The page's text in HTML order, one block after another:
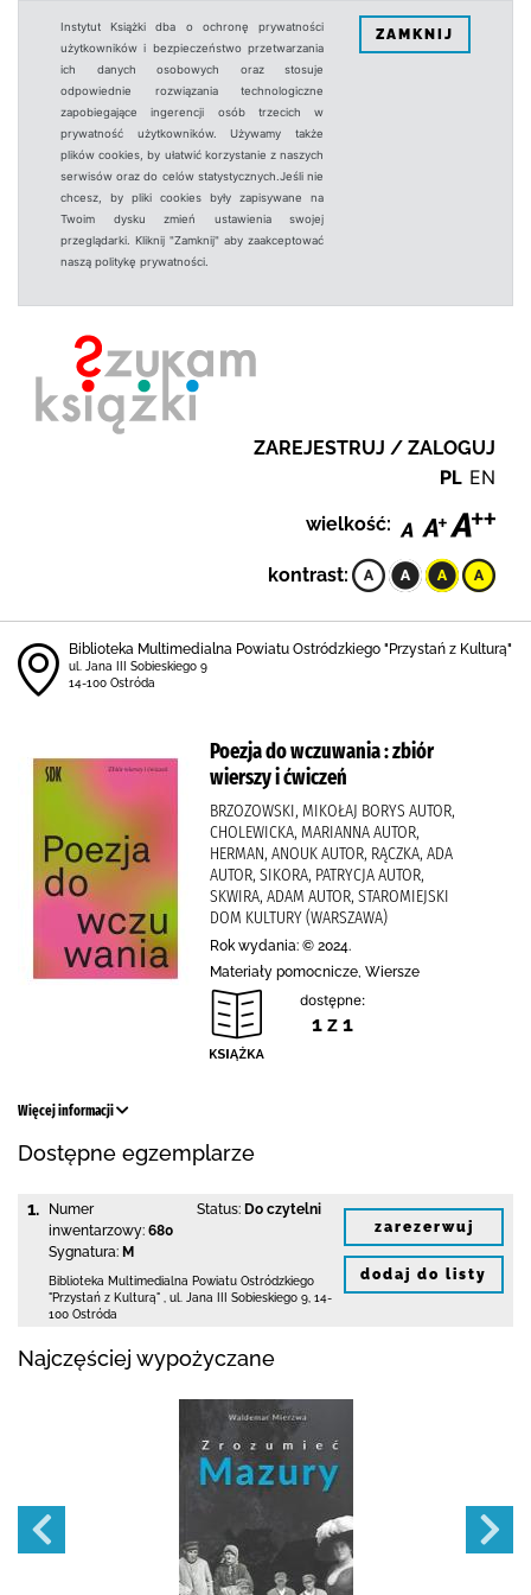
Instytut Książki dba o ochronę prywatności
użytkowników i bezpieczeństwo przetwarzania
ich danych osobowych oraz stosuje
odpowiednie rozwiązania technologiczne
zapobiegające ingerencji osób trzecich w
prywatność użytkowników. Używamy także
plików cookies, by ułatwić korzystanie z naszych
serwisów oraz do celów statystycznych.Jeśli nie
chcesz, by pliki cookies były zapisywane na
Twoim dysku zmień ustawienia swojej
przeglądarki. Kliknij "Zamknij" aby zaakceptować
naszą politykę prywatności.
ZAMKNIJ
ZAREJESTRUJ / ZALOGUJ
PL EN
wielkość:
kontrast:
Biblioteka Multimedialna Powiatu Ostródzkiego "Przystań z Kulturą"
ul. Jana III Sobieskiego 9
14-100 Ostróda
Poezja do wczuwania : zbiór
wierszy i ćwiczeń
BRZOZOWSKI, MIKOŁAJ BORYS AUTOR,
CHOLEWICKA, MARIANNA AUTOR,
HERMAN, ANOUK AUTOR, RĄCZKA, ADA
AUTOR, SIKORA, PATRYCJA AUTOR,
SKWIRA, ADAM AUTOR, STAROMIEJSKI
DOM KULTURY (WARSZAWA)
Rok wydania: © 2024.
Materiały pomocnicze, Wiersze
dostępne:
1 z 1
Więcej informacji
Dostępne egzemplarze
1.
Numer
inwentarzowy: 680
Sygnatura: M
Status: Do czytelni
Biblioteka Multimedialna Powiatu Ostródzkiego
"Przystań z Kulturą"
ul. Jana III Sobieskiego 9 14-
100 Ostróda
zarezerwuj
dodaj do listy
Najczęściej wypożyczane